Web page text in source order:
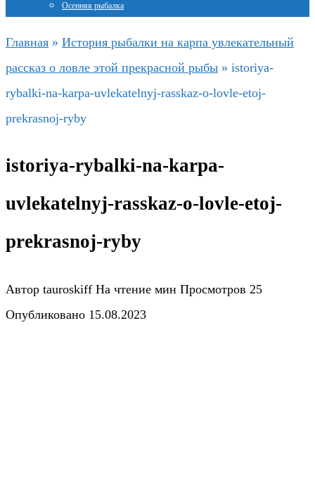
Осенняя рыбалка
Главная » История рыбалки на карпа увлекательный
рассказ о ловле этой прекрасной рыбы » istoriya-
rybalki-na-karpa-uvlekatelnyj-rasskaz-o-lovle-etoj-
prekrasnoj-ryby
istoriya-rybalki-na-karpa-
uvlekatelnyj-rasskaz-o-lovle-etoj-
prekrasnoj-ryby
Автор tauroskiff На чтение мин Просмотров 25
Опубликовано 15.08.2023